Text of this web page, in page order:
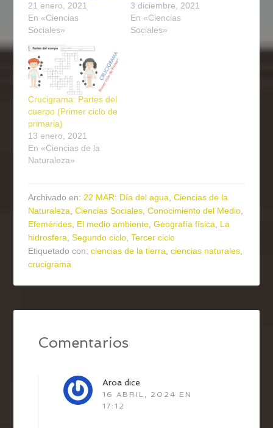
21 enero, 2021
En «Ciencias
Sociales»
3 diciembre, 2021
En «Ciencias
Sociales»
Crucigrama: Partes del
cuerpo (Primer ciclo de
primaria)
13 enero, 2021
En «Ciencias de la
Naturaleza»
Archivado en:22 MAR: Día del agua,Ciencias de la
Naturaleza,Ciencias Sociales,Conocimiento del Medio,
Efemérides, El medio ambiente,Geografía física, La
hidrosfera,Segundo ciclo,Tercer ciclo
Etiquetado con:ciencias de la tierra,ciencias naturales,
crucigrama
Comentarios
Aroa dice
16 ABRIL, 2024 EN
17:12